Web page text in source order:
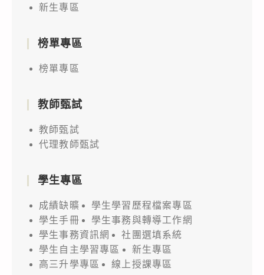
新生專區
榜單專區
榜單專區
教師甄試
教師甄試
代理教師甄試
學生專區
成績缺曠
學生學習歷程檔案專區
學生手冊
學生事務與轉導工作網
學生事務資訊網
社團選填系統
學生自主學習專區
新生專區
高三升學專區
線上授課專區